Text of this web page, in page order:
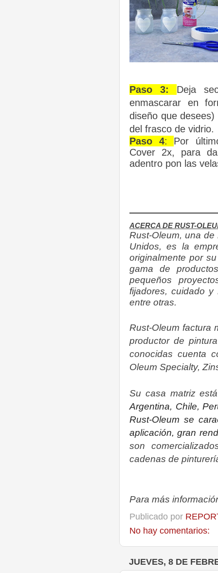
Paso 3:
Deja
enmascarar en
diseño que
del frasco de vidrio.
Paso 4: Por
Cover 2x, para
adentro pon las
ACERCA DE RUST-
Rust-Oleum, una
Unidos, es la
originalmente por
gama de
pequeños
fijadores, cuidado y
entre otras.
Rust-Oleum factura
productor de
conocidas cuenta
Oleum Specialty,
Su casa matriz
Argentina, Chile,
Rust-Oleum se
aplicación, gran
son
cadenas de
Para más
Publicado por
No hay comentarios:
JUEVES, 8 DE